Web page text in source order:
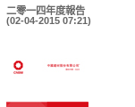
二零一四年度報告
(02-04-2015 07:21)